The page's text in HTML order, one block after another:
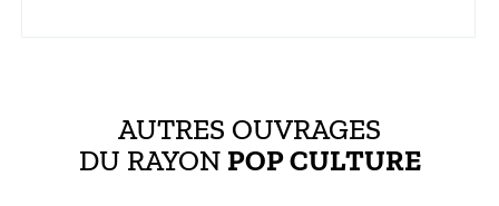
AUTRES OUVRAGES
DU RAYON POP CULTURE